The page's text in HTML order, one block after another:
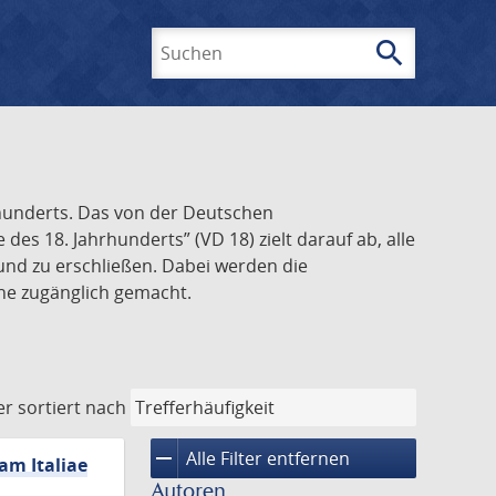
search
Das von der Deutschen
18. Jahrhunderts” (VD 18) zielt darauf ab, alle
zu erschließen. Dabei werden die
zugänglich gemacht.
sortiert nach
remove Alle Filter entfernen
Italiae